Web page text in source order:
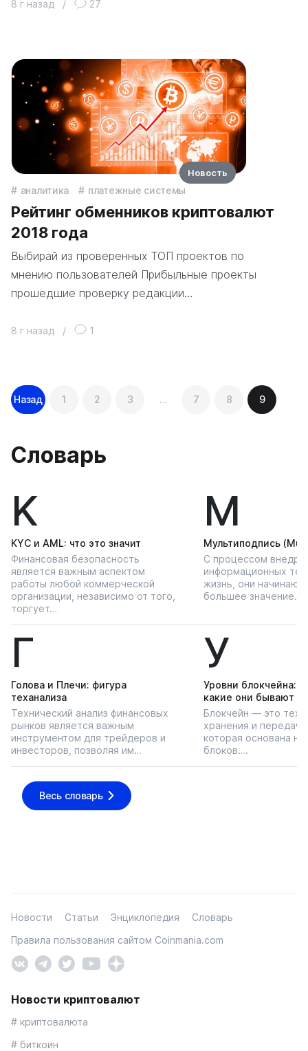
8 г назад / 27
аналитика платежные системы
Рейтинг обменников криптовалют
2018 года
Выбирай из проверенных ТОП проектов по
мнению пользователей Прибыльные проекты
прошедшие проверку редакции…
8 г назад / 1
Новость
Навигация
по
Назад 1 2 3 … 7 8 9
Словарь
K
KYС и AML: что это значит
Финансовая безопасность
является важным аспектом
работы любой коммерческой
организации, независимо от того,
торгует…
М
Мультиподпись
С процессом
информационных
жизнь, они начинают
большее значение…
Г
Голова и Плечи: фигура
теханализа
Технический анализ финансовых
рынков является важным
инструментом для трейдеров и
инвесторов, позволяя им…
У
Уровни блокчейна:
какие они бывают
Блокчейн — это
хранения и
которая основана
блоков….
Весь словарь
Новости Статьи Энциклопедия
Словарь
Правила пользования сайтом Coinmania.com
Новости криптовалют
# криптовалюта
# биткоин